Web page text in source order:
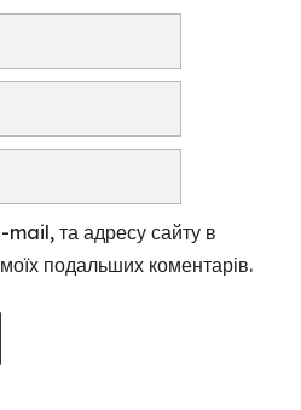
mail, та адресу сайту в
подальших коментарів.